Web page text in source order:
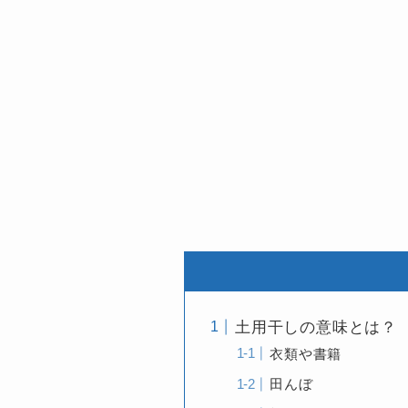
土用干しの意味とは？
衣類や書籍
田んぼ